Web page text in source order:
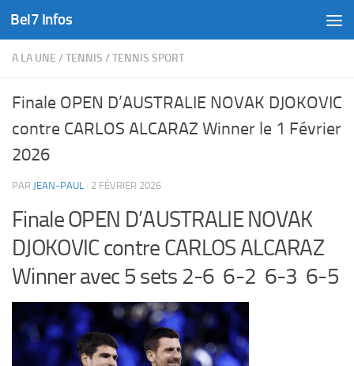
Skip to content
Bel7 Infos
A LA UNE /TENNIS /TENNIS SPORT
Finale OPEN D’AUSTRALIE NOVAK DJOKOVIC
contre CARLOS ALCARAZ Winner le 1 Février
2026
PAR JEAN-PAUL · 2 FÉVRIER 2026
Finale OPEN D’AUSTRALIE NOVAK
DJOKOVIC contre CARLOS ALCARAZ
Winner avec 5 sets 2-6 6-2 6-3 6-5